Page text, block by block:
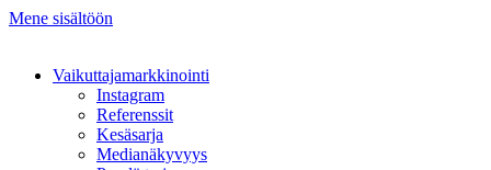
Mene sisältöön
Vaikuttajamarkkinointi
Instagram
Referenssit
Kesäsarja
Medianäkyvyys